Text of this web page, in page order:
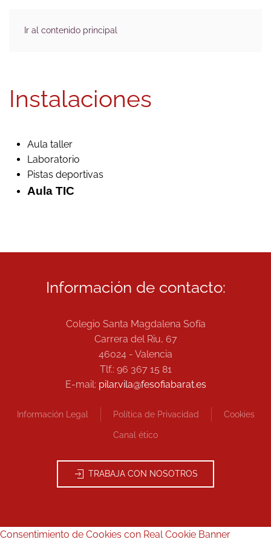
Ir al contenido principal
Instalaciones
Aula taller
Laboratorio
Pistas deportivas
Aula TIC
Información de contacto:
Colegio Santa Magdalena Sofía
Carrera del Riu, 67
46024 - Valencia
Tlf.: 96 367 15 81
E-mail: pilar.vila@fesofiabarat.es
Información Legal Política de Privacidad Cookies
Canal ético
TRABAJA CON NOSOTROS
Consentimiento de Cookies con Real Cookie Banner